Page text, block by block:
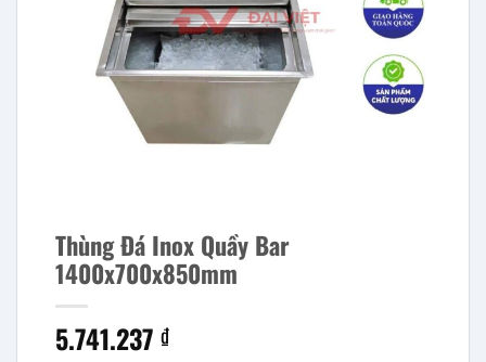
Thùng Đá Inox Quầy Bar
1400x700x850mm
5.741.237 ₫